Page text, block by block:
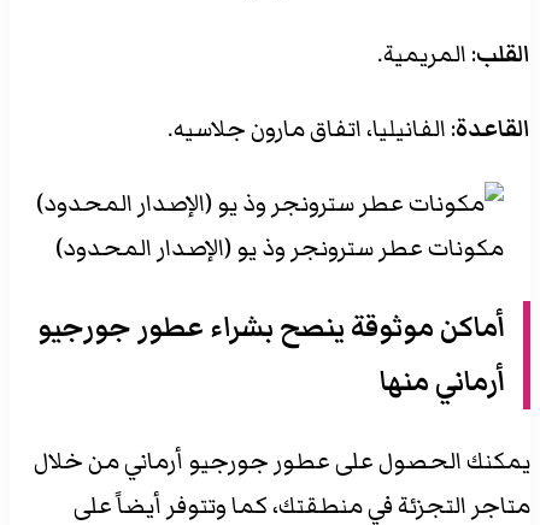
القلب: المريمية.
القاعدة: الفانيليا، اتفاق مارون جلاسيه.
مكونات عطر سترونجر وذ يو (الإصدار المحدود)
أماكن موثوقة ينصح بشراء عطور جورجيو
أرماني منها
يمكنك الحصول على عطور جورجيو أرماني من خلال
متاجر التجزئة في منطقتك، كما وتتوفر أيضاً على